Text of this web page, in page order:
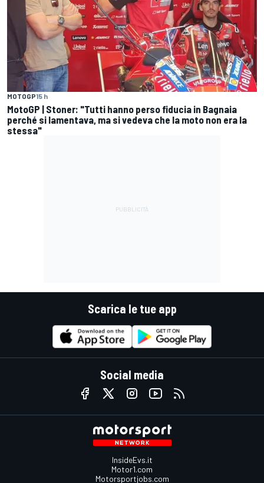
MOTOGP15 h
MotoGP | Stoner: "Tutti hanno perso fiducia in Bagnaia
perché si lamentava, ma si vedeva che la moto non era la
stessa"
Scarica le tue app
Social media
InsideEvs.it
Motor1.com
Motorsportjobs.com